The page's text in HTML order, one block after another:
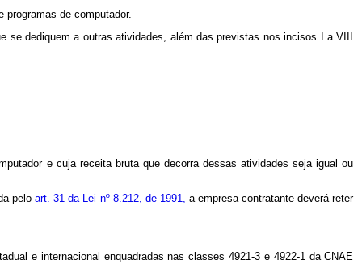
de computador.
se dediquem a outras atividades, além das previstas nos incisos I a VIII
e cuja receita bruta que decorra dessas atividades seja igual ou
peloart. 31 da Lei nº 8.212, de 1991, a empresa contratante deverá reter
e internacional enquadradas nas classes 4921-3 e 4922-1 da CNAE